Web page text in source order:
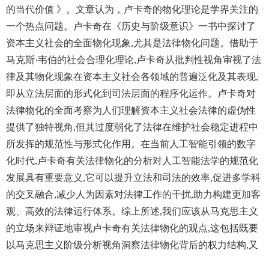
的当代价值 》。文章认为，卢卡奇的物化理论是学界关注的
一个热点问题。卢卡奇在《历史与阶级意识》一书中探讨了
资本主义社会的全面物化现象,尤其是法律物化问题。借助于
马克斯·韦伯的社会合理化理论,卢卡奇从批判性视角审视了法
律及其物化现象在资本主义社会各领域的普遍泛化及其表现,
即从立法层面的形式化到司法层面的程序化运作。卢卡奇对
法律物化的全面考察为人们理解资本主义社会法律的虚伪性
提供了独特视角,但其过度弱化了法律在维护社会稳定进程中
所发挥的规范性与形式化作用。在当前人工智能引领的数字
化时代,卢卡奇有关法律物化的分析对人工智能法学的规范化
发展具有重要意义,它可以提升立法和司法的效率,促进多学科
的交叉融合,减少人为因素对法律工作的干扰,助力构建更加客
观、高效的法律运行体系。综上所述,我们应该从马克思主义
的立场来辩证地审视卢卡奇有关法律物化的观点,这包括既要
以马克思主义阶级分析视角洞察法律物化背后的权力结构,又